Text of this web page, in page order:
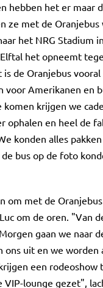
hebben het er maar
ze met de Oranjebus
het NRG Stadium
het opneemt
is de Oranjebus
voor Amerikanen en
komen krijgen we
ophalen en heel de
konden alles
bus op de foto
om met de
om de oren. "Van
gaan we naar
ons uit en we worden
een rodeoshow
VIP-lounge gezet",